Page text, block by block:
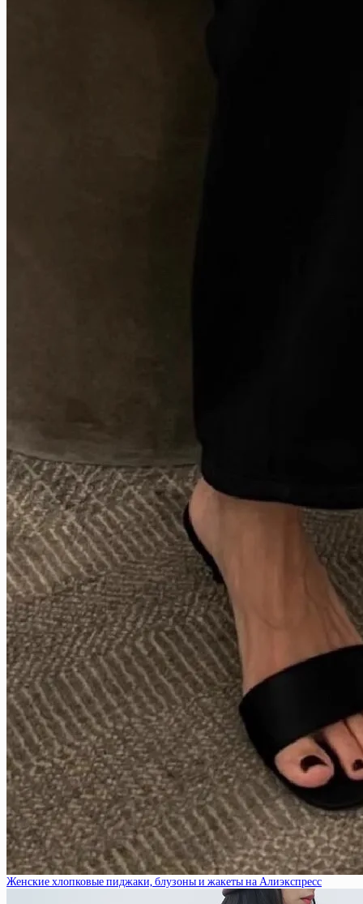
Женские хлопковые пиджаки, блузоны и жакеты на Алиэкспресс